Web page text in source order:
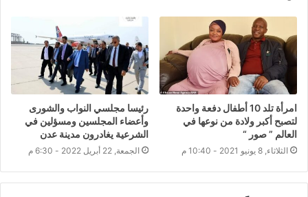
امرأة تلد 10 أطفال دفعة واحدة
لتصبح أكبر ولادة من نوعها في
العالم ” صور “
الثلاثاء, 8 يونيو 2021 - 10:40 م
رئيسا مجلسي النواب والشورى
وأعضاء المجلسين ومسؤلين في
الشرعية يغادرون مدينة عدن
الجمعة, 22 أبريل 2022 - 6:30 م